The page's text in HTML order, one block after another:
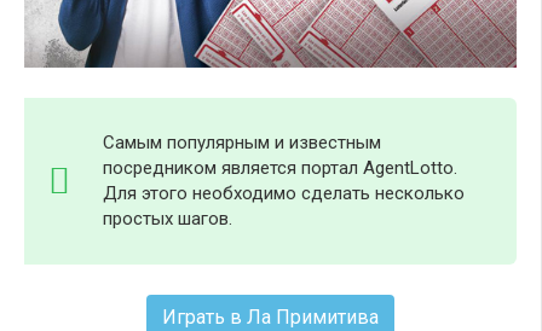
Самым популярным и известным
посредником является портал AgentLotto.
Для этого необходимо сделать несколько
простых шагов.
Играть в Ла Примитива